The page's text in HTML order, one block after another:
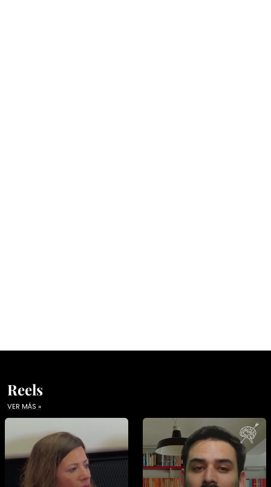
Reels
VER MÁS »